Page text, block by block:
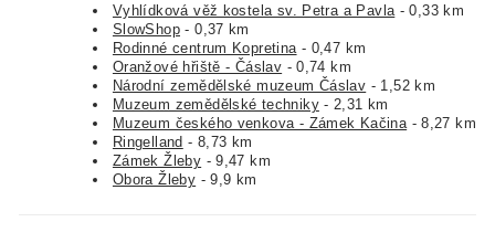
Vyhlídková věž kostela sv. Petra a Pavla - 0,33 km
SlowShop - 0,37 km
Rodinné centrum Kopretina - 0,47 km
Oranžové hřiště - Čáslav - 0,74 km
Národní zemědělské muzeum Čáslav - 1,52 km
Muzeum zemědělské techniky- 2,31 km
Muzeum českého venkova - Zámek Kačina - 8,27 km
Ringelland - 8,73 km
Zámek Žleby - 9,47 km
Obora Žleby - 9,9 km